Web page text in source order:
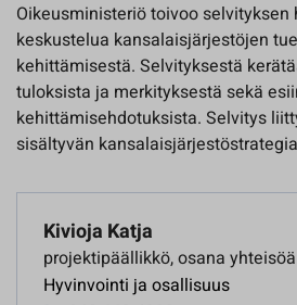
Oikeusministeriö toivoo selvityksen
keskustelua kansalaisjärjestöjen
kehittämisestä. Selvityksestä
tuloksista ja merkityksestä sekä
kehittämisehdotuksista. Selvitys
sisältyvän
Kivioja Katja
projektipäällikkö, osana
Hyvinvointi ja osallisuus